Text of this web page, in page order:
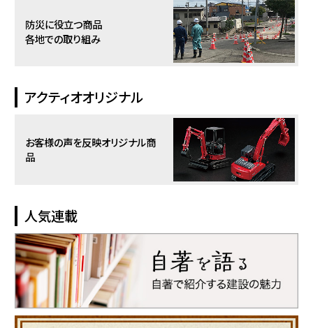
防災に役立つ商品
各地での取り組み
アクティオオリジナル
お客様の声を反映オリジナル商
品
人気連載